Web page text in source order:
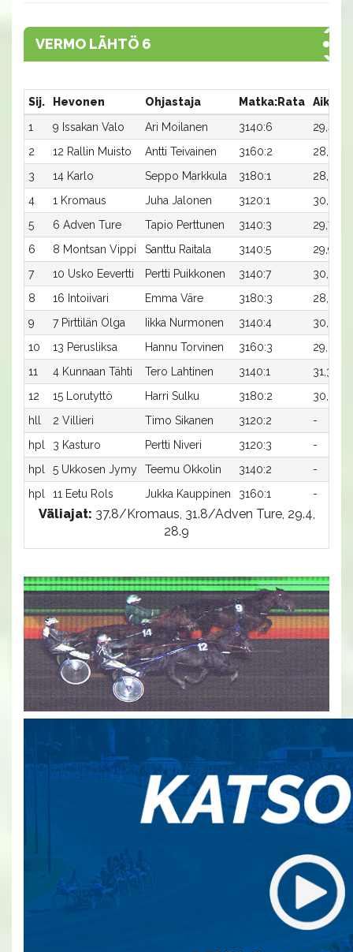
VERMO LÄHTÖ 6
Sij. Hevonen Ohjastaja Matka:Rata Aika
1
9 Issakan Valo Ari Moilanen 3140:6 29,4
2
12 Rallin Muisto Antti Teivainen 3160:2 28,9x
3
14 Karlo Seppo Markkula 3180:1 28,3
4
1 Kromaus Juha Jalonen 3120:1 30,2
5
6 Adven Ture Tapio Perttunen 3140:3 29,7
6
8 Montsan Vippi Santtu Raitala 3140:5 29,9
7
10 Usko Eevertti Pertti Puikkonen 3140:7 30,0
8
16 Intoiivari Emma Väre 3180:3 28,9
9
7 Pirttilän Olga Iikka Nurmonen 3140:4 30,0
10
13 Perusliksa Hannu Torvinen 3160:3 29,6
11
4 Kunnaan Tähti Tero Lahtinen 3140:1 31,3
12
15 Lorutyttö Harri Sulku 3180:2 30,5x
hll
2 Villieri Timo Sikanen 3120:2 -
hpl
3 Kasturo Pertti Niveri 3120:3 -
hpl
5 Ukkosen Jymy Teemu Okkolin 3140:2 -
hpl
11 Eetu Rols Jukka Kauppinen 3160:1 -
Väliajat: 37.8/Kromaus, 31.8/Adven Ture, 29.4,
28.9